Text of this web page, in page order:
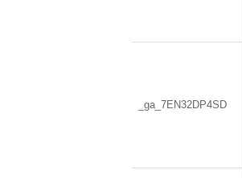
_ga_7EN32DP4SD